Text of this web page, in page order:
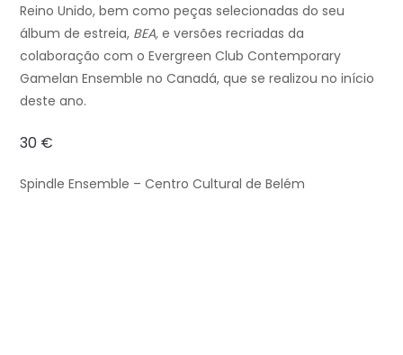
Reino Unido, bem como peças selecionadas do seu
álbum de estreia, BEA, e versões recriadas da
colaboração com o Evergreen Club Contemporary
Gamelan Ensemble no Canadá, que se realizou no início
deste ano.
30 €
Spindle Ensemble – Centro Cultural de Belém